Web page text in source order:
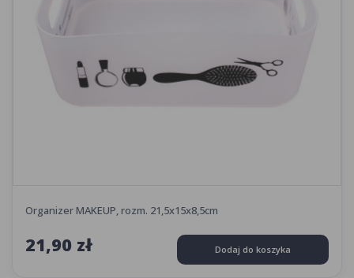
Organizer MAKEUP, rozm. 21,5x15x8,5cm
21,90 zł Dodaj do koszyka